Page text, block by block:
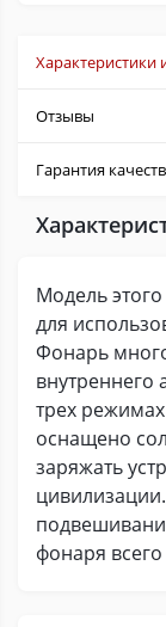
Характеристики
Отзывы
Гарантия
Модель
для
Фонарь
внутреннего
трех
оснащено
заряжать
фонаря